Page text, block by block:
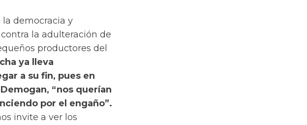
democracia y
la adulteración de
productores del
ya lleva
a su fin, pues en
“nos querían
por el engaño”.
invite a ver los